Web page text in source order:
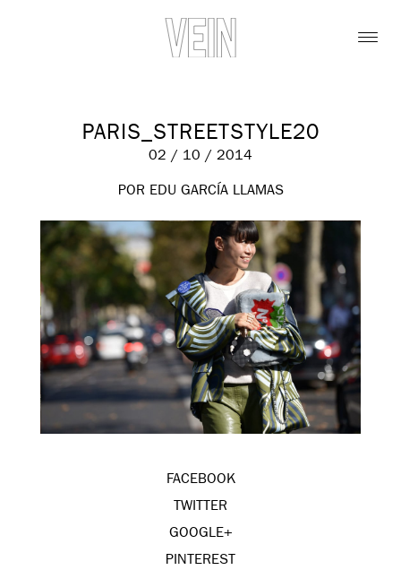
PARIS_STREETSTYLE20
02 / 10 / 2014
POR EDU GARCÍA LLAMAS
FACEBOOK
TWITTER
GOOGLE+
PINTEREST